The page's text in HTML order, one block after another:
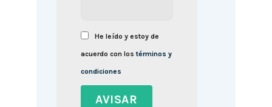
He leído y estoy de
acuerdo con lostérminos y
condiciones